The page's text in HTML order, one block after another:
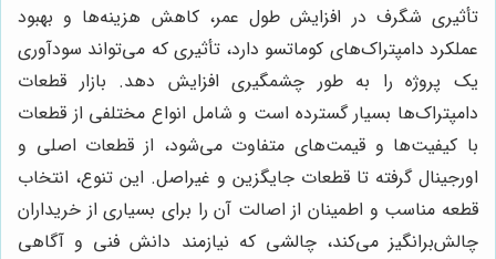
تأثیری شگرف در افزایش طول عمر، کاهش هزینه‌ها و بهبود
عملکرد دامپتراک‌های کوماتسو دارد، تأثیری که می‌تواند سودآوری
یک پروژه را به طور چشمگیری افزایش دهد. بازار قطعات
دامپتراک‌ها بسیار گسترده است و شامل انواع مختلفی از قطعات
با کیفیت‌ها و قیمت‌های متفاوت می‌شود، از قطعات اصلی و
اورجینال گرفته تا قطعات جایگزین و غیراصل. این تنوع، انتخاب
قطعه مناسب و اطمینان از اصالت آن را برای بسیاری از خریداران
چالش‌برانگیز می‌کند، چالشی که نیازمند دانش فنی و آگاهی